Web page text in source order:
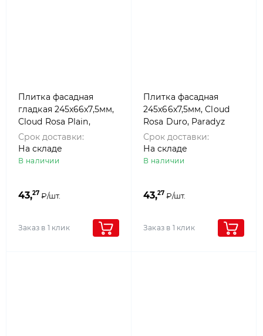
Плитка фасадная
гладкая 245x66x7,5мм,
Cloud Rosa Plain,
Paradyz
Срок доставки:
На складе
В наличии
43,27 ₽/шт.
Заказ в 1 клик
Плитка фасадная
245x66x7,5мм, Cloud
Rosa Duro, Paradyz
Срок доставки:
На складе
В наличии
43,27 ₽/шт.
Заказ в 1 клик